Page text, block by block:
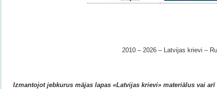
2010 – 2026 – Latvijas krievi –
Izmantojot jebkurus mājas lapas «Latvijas krievi» materiālus vai